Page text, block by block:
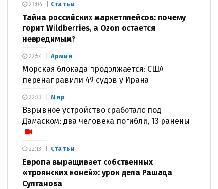
Статьи
Тайна российских маркетплейсов: почему
горит Wildberries, а Ozon остается
невредимым?
23:04
Армия
Морская блокада продолжается: США
перенаправили 49 судов у Ирана
22:54
Мир
Взрывное устройство сработало под
Дамаском: два человека погибли, 13 ранены
22:33
Статьи
Европа выращивает собственных
«троянских коней»: урок дела Рашада
Султанова
22:13